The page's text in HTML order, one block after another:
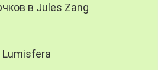
в Jules Zang
Lumisfera